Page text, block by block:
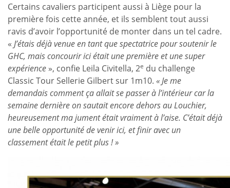
Certains cavaliers participent aussi à Liège pour la
première fois cette année, et ils semblent tout aussi
ravis d’avoir l’opportunité de monter dans un tel cadre.
« J’étais déjà venue en tant que spectatrice pour soutenir le
GHC, mais concourir ici était une première et une super
expérience », confie Leila Civitella, 2e du challenge
Classic Tour Sellerie Gilbert sur 1m10. « Je me
demandais comment ça allait se passer à l’intérieur car la
semaine dernière on sautait encore dehors au Louchier,
heureusement ma jument était vraiment à l’aise. C’était déjà
une belle opportunité de venir ici, et finir avec un
classement était le petit plus ! »